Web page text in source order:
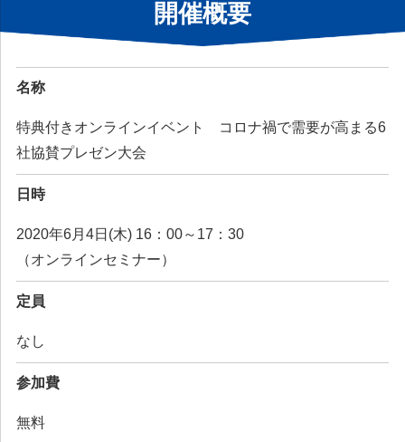
開催概要
名称
特典付きオンラインイベント コロナ禍で需要が高まる6
社協賛プレゼン大会
日時
2020年6月4日(木) 16：00～17：30
（オンラインセミナー）
定員
なし
参加費
無料